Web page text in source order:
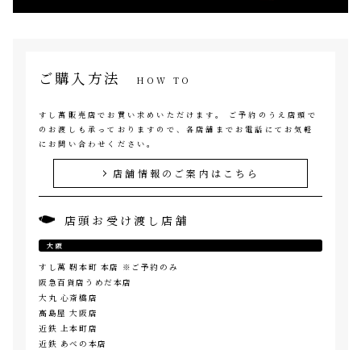
ご購入方法 HOW TO
すし萬販売店でお買い求めいただけます。 ご予約のうえ店頭で
のお渡しも承っておりますので、各店舗までお電話にてお気軽
にお問い合わせください。
店舗情報のご案内はこちら
店頭お受け渡し店舗
大阪
すし萬 靭本町 本店 ※ご予約のみ
阪急百貨店うめだ本店
大丸 心斎橋店
高島屋 大阪店
近鉄 上本町店
近鉄 あべの本店